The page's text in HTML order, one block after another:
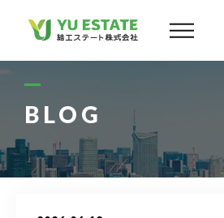
BLOG
物件情報